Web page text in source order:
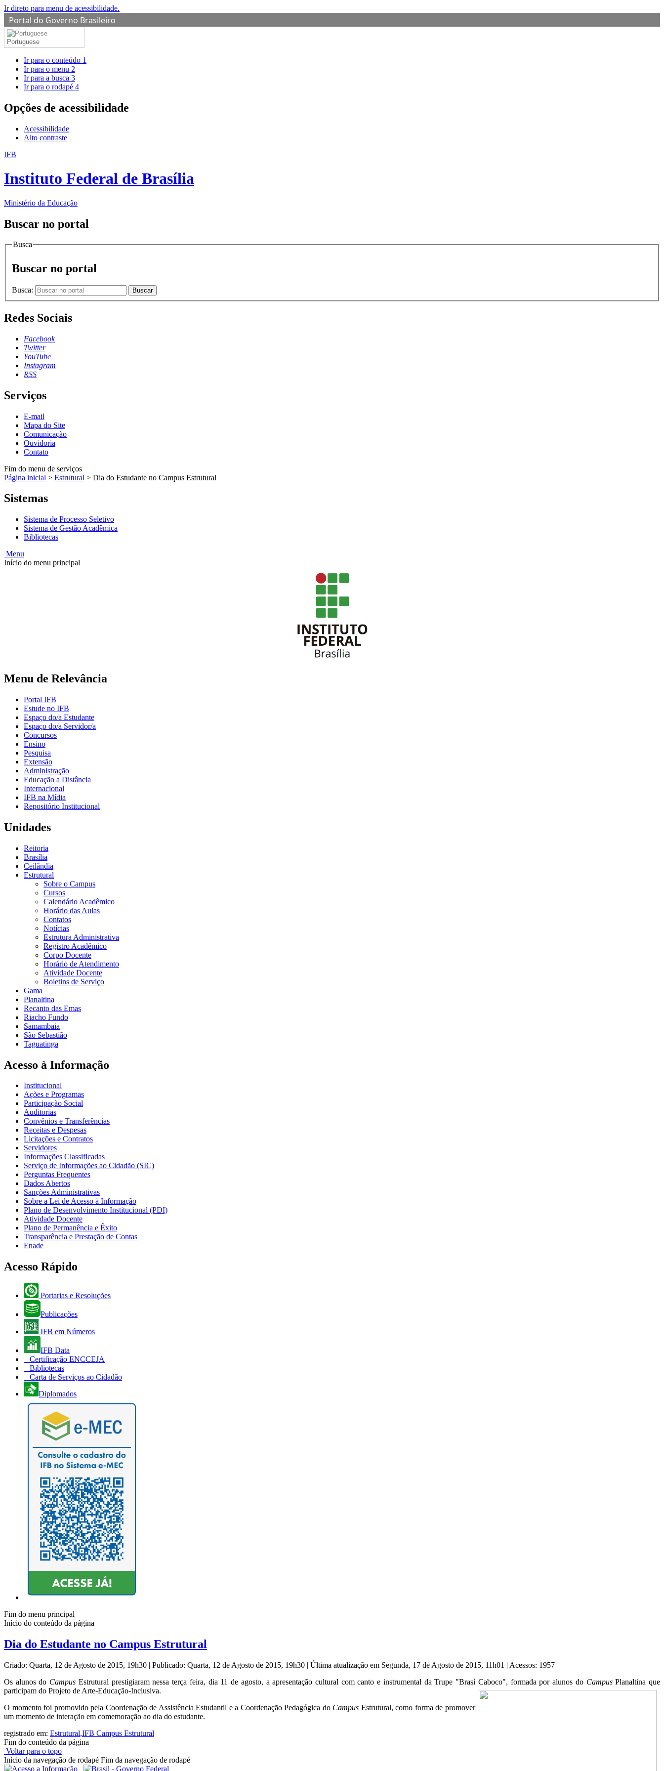
Ir direto para menu de acessibilidade.
Portal do Governo Brasileiro
Portuguese
Ir para o conteúdo 1
Ir para o menu 2
Ir para a busca 3
Ir para o rodapé 4
Opções de acessibilidade
Acessibilidade
Alto contraste
IFB
Instituto Federal de Brasília
Ministério da Educação
Buscar no portal
Busca
Buscar no portal
Busca: Buscar
Redes Sociais
Facebook
Twitter
YouTube
Instagram
RSS
Serviços
E-mail
Mapa do Site
Comunicação
Ouvidoria
Contato
Fim do menu de serviços
Página inicial > Estrutural > Dia do Estudante no Campus Estrutural
Sistemas
Sistema de Processo Seletivo
Sistema de Gestão Acadêmica
Bibliotecas
Menu
Início do menu principal
Menu de Relevância
Portal IFB
Estude no IFB
Espaço do/a Estudante
Espaço do/a Servidor/a
Concursos
Ensino
Pesquisa
Extensão
Administração
Educação a Distância
Internacional
IFB na Mídia
Repositório Institucional
Unidades
Reitoria
Brasília
Ceilândia
Estrutural
Sobre o Campus
Cursos
Calendário Acadêmico
Horário das Aulas
Contatos
Notícias
Estrutura Administrativa
Registro Acadêmico
Corpo Docente
Horário de Atendimento
Atividade Docente
Boletins de Serviço
Gama
Planaltina
Recanto das Emas
Riacho Fundo
Samambaia
São Sebastião
Taguatinga
Acesso à Informação
Institucional
Ações e Programas
Participação Social
Auditorias
Convênios e Transferências
Receitas e Despesas
Licitações e Contratos
Servidores
Informações Classificadas
Serviço de Informações ao Cidadão (SIC)
Perguntas Frequentes
Dados Abertos
Sanções Administrativas
Sobre a Lei de Acesso à Informação
Plano de Desenvolvimento Institucional (PDI)
Atividade Docente
Plano de Permanência e Êxito
Transparência e Prestação de Contas
Enade
Acesso Rápido
Portarias e Resoluções
Publicações
IFB em Números
IFB Data
Certificação ENCCEJA
Bibliotecas
Carta de Serviços ao Cidadão
Diplomados
Fim do menu principal
Início do conteúdo da página
Dia do Estudante no Campus Estrutural
Criado: Quarta, 12 de Agosto de 2015, 19h30 | Publicado: Quarta, 12 de Agosto de 2015, 19h30 | Última atualização em Segunda, 17 de Agosto de 2015, 11h01 | Acessos: 1957
Os alunos do Campus Estrutural prestigiaram nessa terça feira, dia 11 de agosto, a apresentação cultural com canto e instrumental da Trupe "Brasí Caboco", formada por alunos do CampusPlanaltina que
participam do Projeto de Arte-Educação-Inclusiva.
O momento foi promovido pela Coordenação de Assistência Estudantil e a Coordenação Pedagógica do Campus Estrutural, como forma de promover
um momento de interação em comemoração ao dia do estudante.
registrado em: Estrutural,IFB Campus Estrutural
Fim do conteúdo da página
Voltar para o topo
Início da navegação de rodapé Fim da navegação de rodapé